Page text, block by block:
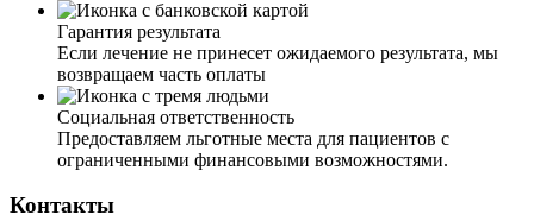
Гарантия результата
Если лечение не принесет ожидаемого результата, мы
возвращаем часть оплаты
Социальная ответственность
Предоставляем льготные места для пациентов с
ограниченными финансовыми возможностями.
Контакты